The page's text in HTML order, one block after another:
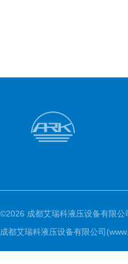
©2026 成都艾瑞科液压设备有限公
成都艾瑞科液压设备有限公司